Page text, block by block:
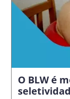
O BLW é